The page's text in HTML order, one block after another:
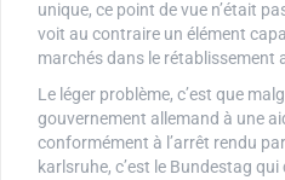
unique, ce point de vue n’était
voit au contraire un élément
marchés dans le rétablissement
Le léger problème, c’est que
gouvernement allemand à une
conformément à l’arrêt rendu
karlsruhe, c’est le Bundestag